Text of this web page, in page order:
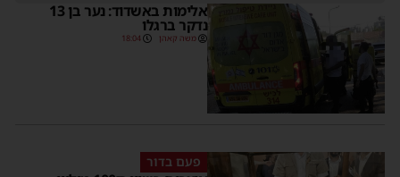
אלימות באשדוד: נער בן 13
נדקר ברגלו
משה קאהן 18:04
פעם בדור